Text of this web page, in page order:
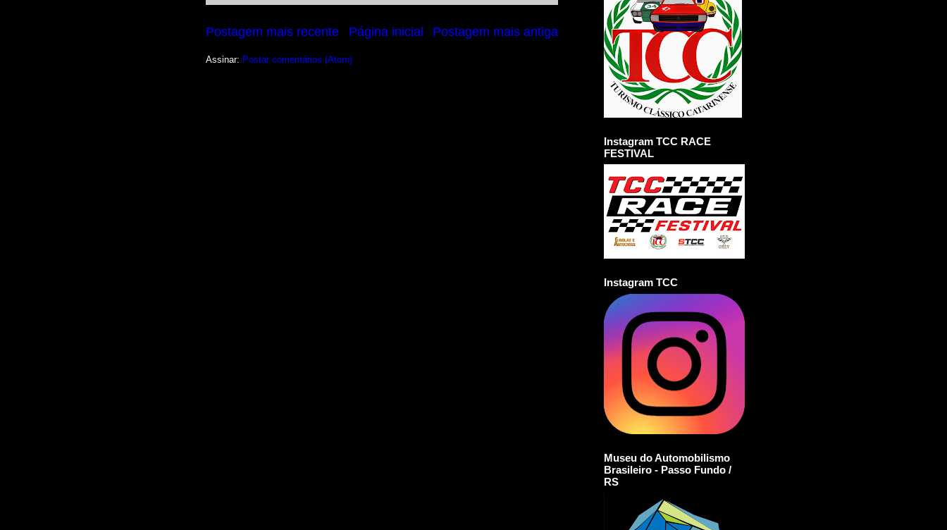
Postagem mais recente Postagem mais antiga
Página inicial
Assinar: Postar comentários (Atom)
Instagram TCC RACE
FESTIVAL
Instagram TCC
Museu do Automobilismo
Brasileiro - Passo Fundo /
RS